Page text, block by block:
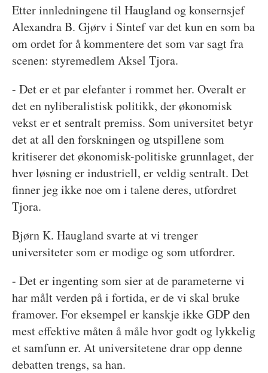
Etter innledningene til Haugland og konsernsjef
Alexandra B. Gjørv i Sintef var det kun en som ba
om ordet for å kommentere det som var sagt fra
scenen: styremedlem Aksel Tjora.
- Det er et par elefanter i rommet her. Overalt er
det en nyliberalistisk politikk, der økonomisk
vekst er et sentralt premiss. Som universitet betyr
det at all den forskningen og utspillene som
kritiserer det økonomisk-politiske grunnlaget, der
hver løsning er industriell, er veldig sentralt. Det
finner jeg ikke noe om i talene deres, utfordret
Tjora.
Bjørn K. Haugland svarte at vi trenger
universiteter som er modige og som utfordrer.
- Det er ingenting som sier at de parameterne vi
har målt verden på i fortida, er de vi skal bruke
framover. For eksempel er kanskje ikke GDP den
mest effektive måten å måle hvor godt og lykkelig
et samfunn er. At universitetene drar opp denne
debatten trengs, sa han.